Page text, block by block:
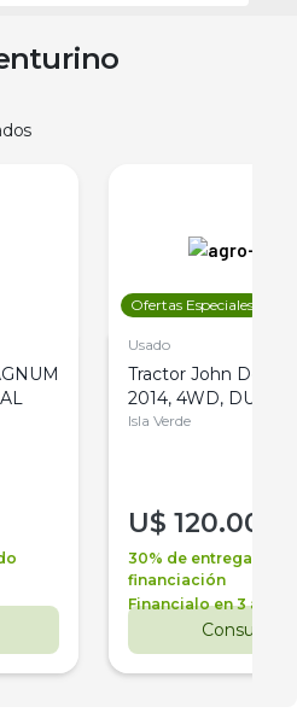
Ofertas Especiales
Usado
Tractor John Deere
2014, 4WD, DUAL
Isla Verde
U$ 120.000
30% de entrega +
financiación
Financialo en 3 años
Consultar